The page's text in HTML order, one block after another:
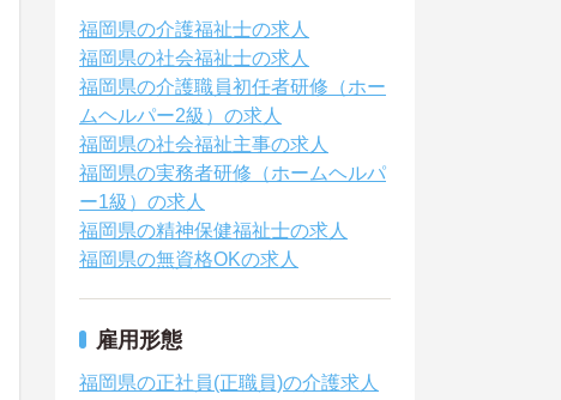
福岡県の介護福祉士の求人
福岡県の社会福祉士の求人
福岡県の介護職員初任者研修（ホー
ムヘルパー2級）の求人
福岡県の社会福祉主事の求人
福岡県の実務者研修（ホームヘルパ
ー1級）の求人
福岡県の精神保健福祉士の求人
福岡県の無資格OKの求人
雇用形態
福岡県の正社員(正職員)の介護求人